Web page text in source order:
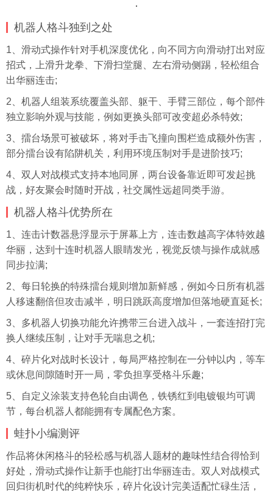
机器人格斗独到之处
1、滑动式操作针对手机深度优化，向不同方向滑动打出对应
招式，上滑升龙拳、下滑扫堂腿、左右滑动侧踢，轻松组合
出华丽连击;
2、机器人组装系统覆盖头部、躯干、手臂三部位，每个部件
独立影响外观与技能，例如更换头部可改变超必杀特效;
3、擂台场景可被破坏，将对手击飞撞向围栏造成额外伤害，
部分擂台设有陷阱机关，利用环境压制对手是进阶技巧;
4、双人对战模式支持本地同屏，两台设备靠近即可发起挑
战，好友聚会时随时开战，社交属性远超同类手游。
机器人格斗优势所在
1、连击计数器悬浮显示于屏幕上方，连击数越高字体特效越
华丽，达到十连时机器人眼睛发光，视觉反馈与操作成就感
同步拉满;
2、每日轮换的特殊擂台规则增加新鲜感，例如今日所有机器
人移速翻倍但攻击减半，明日跳跃高度增加但落地硬直延长;
3、多机器人切换功能允许携带三台进入战斗，一套连招打完
换人继续压制，让对手无喘息之机;
4、碎片化对战时长设计，每局严格控制在一分钟以内，等车
或休息间隙随时开一局，零负担享受格斗乐趣;
5、自定义涂装支持色轮自由调色，铁锈红到电镀银均可调
节，每台机器人都能拥有专属配色方案。
蛙扑小编测评
作品将休闲格斗的轻松感与机器人题材的趣味性结合得恰到
好处，滑动式操作让新手也能打出华丽连击。双人对战模式
回归街机时代的纯粹快乐，碎片化设计完美适配忙碌生活，